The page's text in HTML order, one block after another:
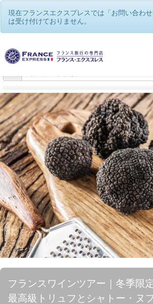
現在フランスエクスプレスでは「お問い合わせ
は受け付けておりません。
フランスエクスプレス
/
フランスワインツアー・ワイナリー巡り
フランスワインツアー｜冬季限
最高級トリュフとシャトー・ヌ